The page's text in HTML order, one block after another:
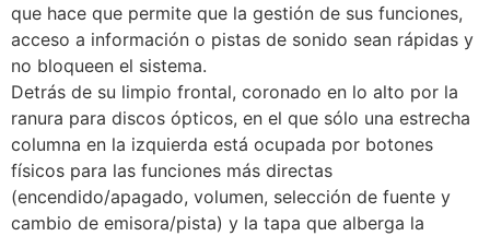
que hace que permite que la gestión de sus funciones,
acceso a información o pistas de sonido sean rápidas y
no bloqueen el sistema.
Detrás de su limpio frontal, coronado en lo alto por la
ranura para discos ópticos, en el que sólo una estrecha
columna en la izquierda está ocupada por botones
físicos para las funciones más directas
(encendido/apagado, volumen, selección de fuente y
cambio de emisora/pista) y la tapa que alberga la